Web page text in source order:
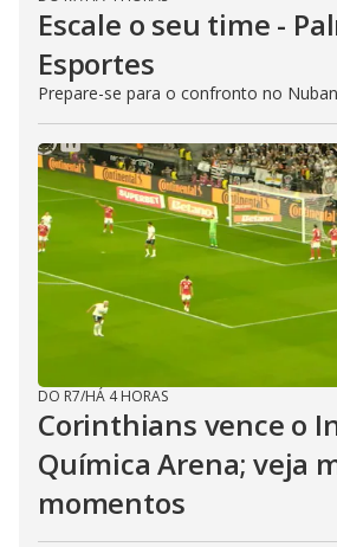
Escale o seu time -
Esportes
Prepare-se para o confronto no
DO R7/HÁ 4 HORAS
Corinthians vence o
Química Arena; veja
momentos